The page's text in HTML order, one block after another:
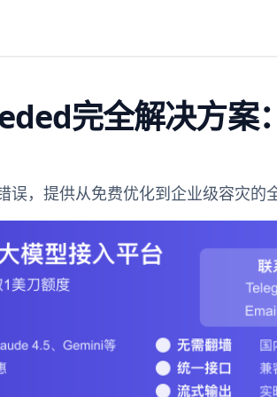
完全解决方案
，提供从免费优化到企业级容灾的